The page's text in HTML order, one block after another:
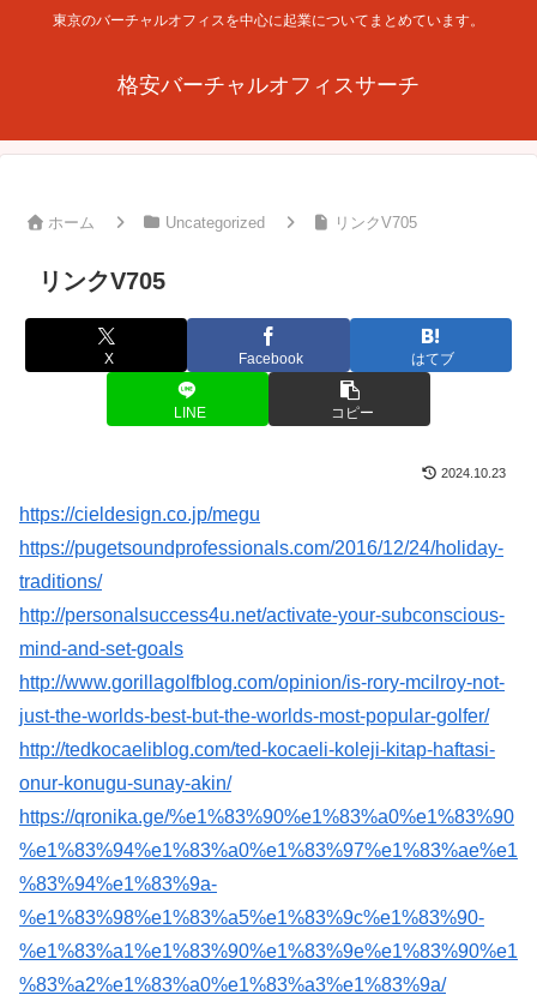
東京のバーチャルオフィスを中心に起業についてまとめています。
格安バーチャルオフィスサーチ
ホーム Uncategorized リンクV705
リンクV705
X Facebook はてブ
LINE コピー
2024.10.23
https://cieldesign.co.jp/megu
https://pugetsoundprofessionals.com/2016/12/24/holiday-
traditions/
http://personalsuccess4u.net/activate-your-subconscious-
mind-and-set-goals
http://www.gorillagolfblog.com/opinion/is-rory-mcilroy-not-
just-the-worlds-best-but-the-worlds-most-popular-golfer/
http://tedkocaeliblog.com/ted-kocaeli-koleji-kitap-haftasi-
onur-konugu-sunay-akin/
https://qronika.ge/%e1%83%90%e1%83%a0%e1%83%90
%e1%83%94%e1%83%a0%e1%83%97%e1%83%ae%e1
%83%94%e1%83%9a-
%e1%83%98%e1%83%a5%e1%83%9c%e1%83%90-
%e1%83%a1%e1%83%90%e1%83%9e%e1%83%90%e1
%83%a2%e1%83%a0%e1%83%a3%e1%83%9a/